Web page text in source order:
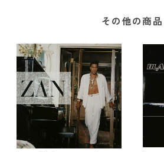
その他の商品